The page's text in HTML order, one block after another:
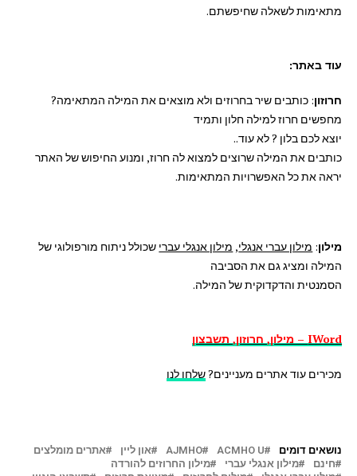
מתאימות לשאלה שחיפשתם.
עוד באתר:
חרוזון: כותבים שיר בחרוזים ולא מוצאים את המילה המתאימה?
מחפשים חרוז למילה חלון ותמיד
יוצא לכם בלון ? לא עוד..
כותבים את המילה שרוצים למצוא לה חרוז, ומנוע החיפוש של האתר
יראה את כל האפשרויות המתאימות.
מילון: מילון עברי אנגלי, מילון אנגלי עברי שכולל ניתוח מורפולוגי של
המילה ומציג גם את הסביבה
הסמנטית והדקדוקית של המילה.
IWord – מילון, חרוזון, תשבצון
מכירים עוד אתרים מעניינים?שלחו לנו
נושאים דומים ACMHO U
AJMHO און ליין
אתרים מומלצים
חינם
מילון אנגלי עברי
מילון החרוזים להורדה